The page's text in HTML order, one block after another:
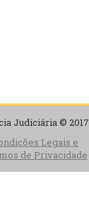
Judiciária © 2017
Legais e
de Privacidade